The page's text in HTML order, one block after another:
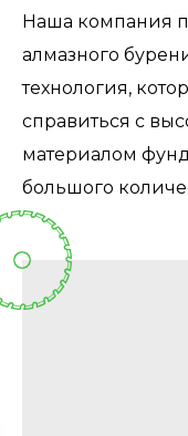
Наша компания
алмазного
технология,
справиться с
материалом
большого